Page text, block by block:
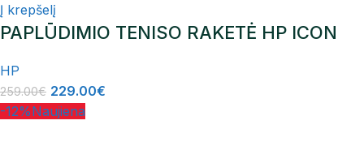
Į krepšelį
PAPLŪDIMIO TENISO RAKETĖ HP ICON
HP
259.00€ 229.00€
-12%Naujiena